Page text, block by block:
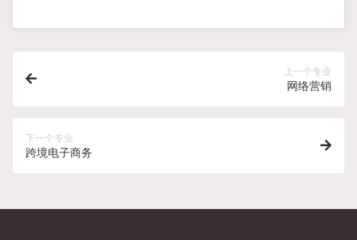
上一个专业
网络营销
下一个专业
跨境电子商务